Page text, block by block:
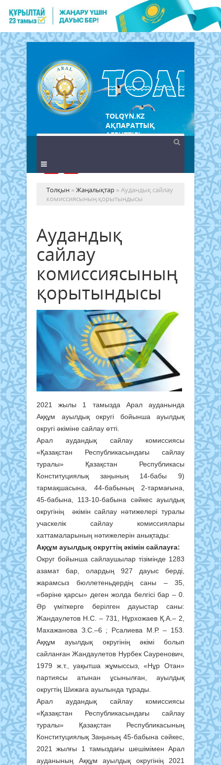
TOLQYN.KZ
АҚПАРАТТЫҚ
АГЕНТТІГІ
Толқын »Жаңалықтар » Аудандық сайлау
комиссиясының қорытындысы
Аудандық
сайлау
комиссиясының
қорытындысы
2021 жылы 1 тамызда Арал ауданында
Аққұм ауылдық округі бойынша ауылдық
округі әкіміне сайлау өтті.
Арал аудандық сайлау комиссиясы
«Қазақстан Республикасындағы сайлау
туралы» Қазақстан Республикасы
Конституциялық заңының 14-бабы 9)
тармақшасына, 44-бабының 2-тармағына,
45-бабына, 113-10-бабына сәйкес ауылдық
округінің әкімін сайлау нәтижелері туралы
учаскелік сайлау комиссиялары
хаттамаларының нәтижелерін анықтады:
Аққұм ауылдық округтің әкімін сайлауға:
Округ бойынша сайлаушылар тізімінде 1283
азамат бар, олардың 927 дауыс берді,
жарамсыз бюллетеньдердің саны – 35,
«бәріне қарсы» деген жолда белгісі бар – 0.
Әр үміткерге берілген дауыстар саны:
Жандаулетов Н.С. – 731, Нұрхожаев Қ.А.– 2,
Махажанова З.С.–6 ; Рсалиева М.Р. – 153.
Аққұм ауылдық округінің әкімі болып
сайланған Жандаулетов Нурбек Сауренович,
1979 ж.т., уақытша жұмыссыз, «Нұр Отан»
партиясы атынан ұсынылған, ауылдық
округтің Шижаға ауылында тұрады.
Арал аудандық сайлау комиссиясы
«Қазақстан Республикасындағы сайлау
туралы» Қазақстан Республикасының
Конституциялық Заңының 45-бабына сәйкес,
2021 жылғы 1 тамыздағы шешімімен Арал
ауданының Аққұм ауылдық округінің 2021